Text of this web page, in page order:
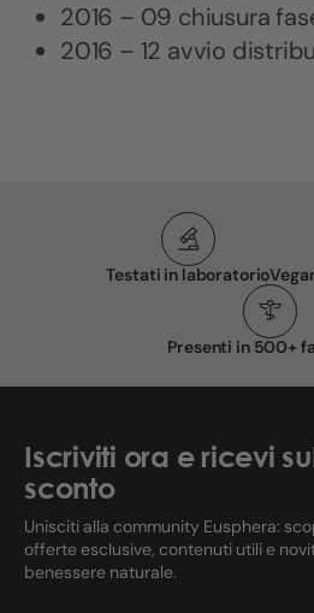
2016 – 09 chiusura
2016 – 12 avvio
Testati in laboratorio
Presenti in 500+
Iscriviti ora e ricevi
sconto
Unisciti alla community Eusphera:
offerte esclusive, contenuti utili e
benessere naturale.